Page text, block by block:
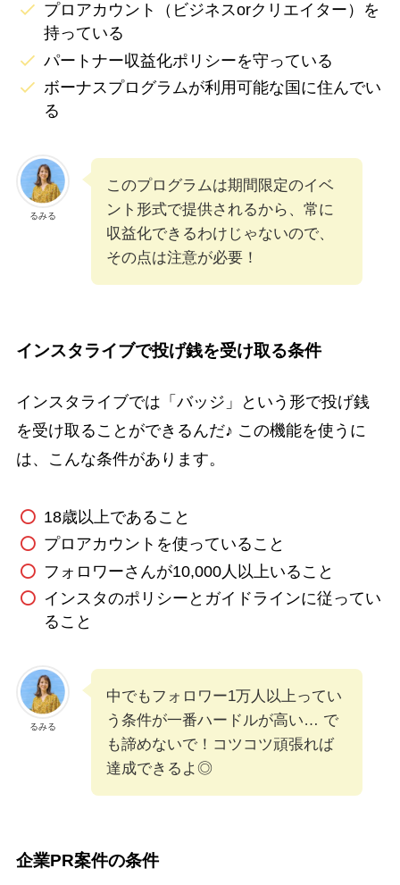
プロアカウント（ビジネスorクリエイター）を
持っている
パートナー収益化ポリシーを守っている
ボーナスプログラムが利用可能な国に住んでい
る
るみる
このプログラムは期間限定のイベ
ント形式で提供されるから、常に
収益化できるわけじゃないので、
その点は注意が必要！
インスタライブで投げ銭を受け取る条件
インスタライブでは「バッジ」という形で投げ銭
を受け取ることができるんだ♪ この機能を使うに
は、こんな条件があります。
18歳以上であること
プロアカウントを使っていること
フォロワーさんが10,000人以上いること
インスタのポリシーとガイドラインに従ってい
ること
るみる
中でもフォロワー1万人以上ってい
う条件が一番ハードルが高い… で
も諦めないで！コツコツ頑張れば
達成できるよ◎
企業PR案件の条件